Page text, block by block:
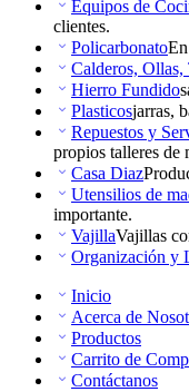
Equipos de
clientes.
Policarbonato
Calderos, Ollas,
Hierro Fundido
Plasticosjarras,
Repuestos y
propios talleres de
Casa Diaz
Utensilios de
importante.
VajillaVajillas
Organización y
Inicio
Acerca de
Productos
Carrito de
Contáctanos